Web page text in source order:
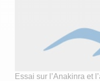
Essai sur l’Anakinra et